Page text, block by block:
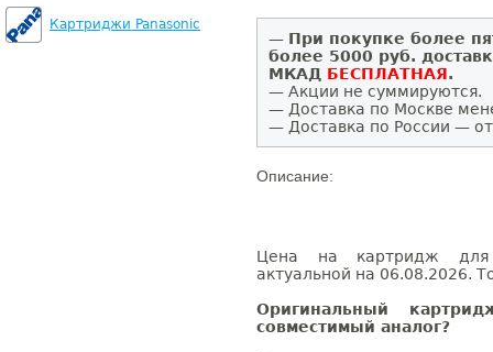
Картриджи Panasonic
— При покупке более
более 5000 руб.
МКАД БЕСПЛАТНАЯ.
— Акции не суммируются.
— Доставка по Москве
— Доставка по России —
Описание:
Цена на картридж для
актуальной на 06.08.2026.
Оригинальный
совместимый аналог?